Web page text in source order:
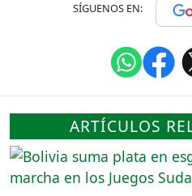
SÍGUENOS EN:
ARTÍCULOS